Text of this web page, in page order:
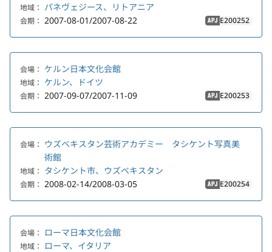
地域： パネヴェジース、リトアニア
会期： 2007-08-01/2007-08-22 APJ E200252
会場： ケルン日本文化会館
地域： ケルン、ドイツ
会期： 2007-09-07/2007-11-09 APJ E200253
会場：
ウズベキスタン芸術アカデミー タシケント写真美
術館
地域： タシケント市、ウズベキスタン
会期： 2008-02-14/2008-03-05 APJ E200254
会場： ローマ日本文化会館
地域： ローマ、イタリア